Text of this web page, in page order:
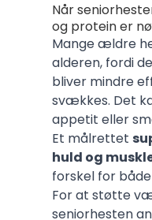
Når
og protein er
Mange ældre
alderen, fordi
bliver mindre
svækkes. Det
appetit eller
Et målrettet
huld og
forskel for
For at støtte
seniorhesten